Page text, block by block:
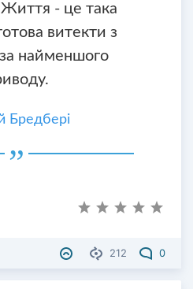
- це така
витекти з
найменшого
Бредбері
212 0